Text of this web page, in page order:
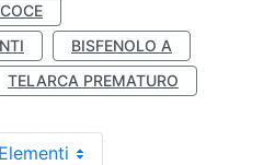
BISFENOLO A
TELARCA PREMATURO